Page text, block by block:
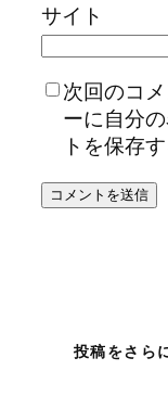
サイト
次回のコ
ーに自分
トを保存す
投稿をさら